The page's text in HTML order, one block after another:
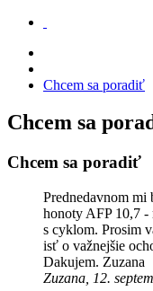
Chcem sa poradiť
Chcem sa
Chcem sa poradiť
Prednedavnom mi
honoty AFP 10,7 -
s cyklom. Prosim
isť o važnejšie
Dakujem. Zuzana
Zuzana, 12.